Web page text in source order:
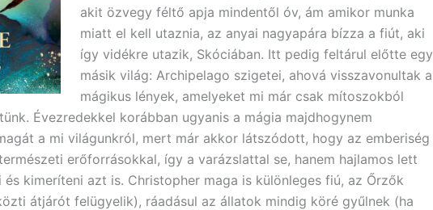
akit özvegy féltő apja mindentől óv, ám amikor munka
miatt el kell utaznia, az anyai nagyapára bízza a fiút, aki
így vidékre utazik, Skóciában. Itt pedig feltárul előtte egy
másik világ: Archipelago szigetei, ahová visszavonultak a
mágikus lények, amelyeket mi már csak mítoszokból
Évezredekkel korábban ugyanis a mágia majdhogynem
a mi világunkról, mert már akkor látszódott, hogy az emberiség
erőforrásokkal, így a varázslattal se, hanem hajlamos lett
kimeríteni azt is. Christopher maga is különleges fiú, az Őrzők
átjárót felügyelik), ráadásul az állatok mindig köré gyűlnek (ha